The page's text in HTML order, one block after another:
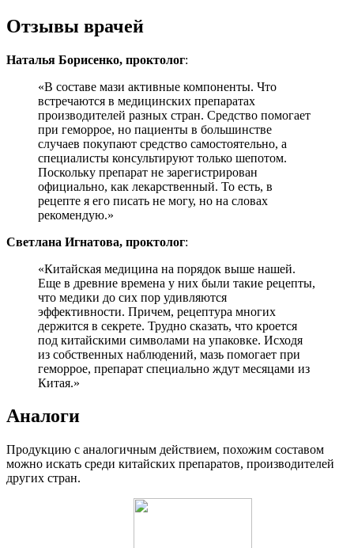
Отзывы врачей
Наталья Борисенко, проктолог:
«В составе мази активные компоненты. Что
встречаются в медицинских препаратах
производителей разных стран. Средство помогает
при геморрое, но пациенты в большинстве
случаев покупают средство самостоятельно, а
специалисты консультируют только шепотом.
Поскольку препарат не зарегистрирован
официально, как лекарственный. То есть, в
рецепте я его писать не могу, но на словах
рекомендую.»
Светлана Игнатова, проктолог:
«Китайская медицина на порядок выше нашей.
Еще в древние времена у них были такие рецепты,
что медики до сих пор удивляются
эффективности. Причем, рецептура многих
держится в секрете. Трудно сказать, что кроется
под китайскими символами на упаковке. Исходя
из собственных наблюдений, мазь помогает при
геморрое, препарат специально ждут месяцами из
Китая.»
Аналоги
Продукцию с аналогичным действием, похожим составом
можно искать среди китайских препаратов, производителей
других стран.